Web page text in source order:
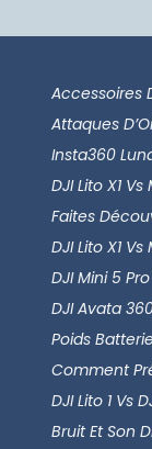
Accessoires
Attaques
Insta360
DJI Lito X1
Faites
DJI Lito X1
DJI Mini 5 Pro
DJI Avata
Poids
Comment
DJI Lito 1 Vs
Bruit Et Son